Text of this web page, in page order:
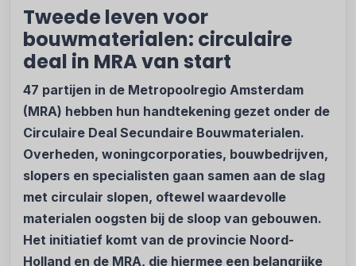
Tweede leven voor
bouwmaterialen: circulaire
deal in MRA van start
47 partijen in de Metropoolregio Amsterdam
(MRA) hebben hun handtekening gezet onder de
Circulaire Deal Secundaire Bouwmaterialen.
Overheden, woningcorporaties, bouwbedrijven,
slopers en specialisten gaan samen aan de slag
met circulair slopen, oftewel waardevolle
materialen oogsten bij de sloop van gebouwen.
Het initiatief komt van de provincie Noord-
Holland en de MRA, die hiermee een belangrijke